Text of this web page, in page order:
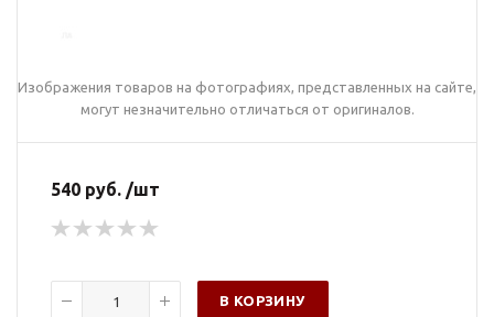
Изображения товаров на фотографиях, представленных на сайте,
могут незначительно отличаться от оригиналов.
540 руб. /шт
В КОРЗИНУ